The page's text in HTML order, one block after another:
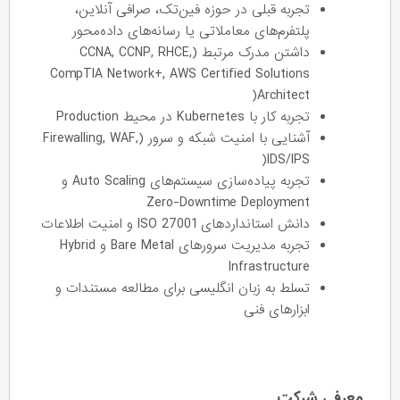
تجربه قبلی در حوزه فین‌تک، صرافی آنلاین،
پلتفرم‌های معاملاتی یا رسانه‌های داده‌محور
داشتن مدرک مرتبط (CCNA, CCNP, RHCE,
CompTIA Network+, AWS Certified Solutions
Architect(
تجربه کار با Kubernetes در محیط Production
آشنایی با امنیت شبکه و سرور (Firewalling, WAF,
IDS/IPS(
تجربه پیاده‌سازی سیستم‌های Auto Scaling و
Zero-Downtime Deployment
دانش استانداردهای ISO 27001 و امنیت اطلاعات
تجربه مدیریت سرورهای Bare Metal و Hybrid
Infrastructure
تسلط به زبان انگلیسی برای مطالعه مستندات و
ابزارهای فنی